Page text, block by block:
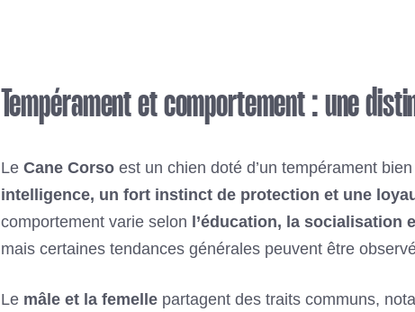
Tempérament et comportement : une
Le Cane Corsoest un chien doté d’un tempérament
intelligence, un fort instinct de protection et une
comportement varie selon l’éducation, la socialisation
mais certaines tendances générales peuvent être
Le mâle et la femellepartagent des traits communs,